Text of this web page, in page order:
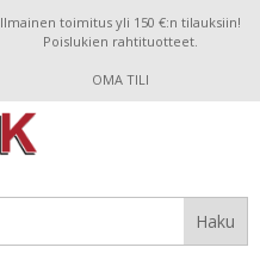
Ilmainen toimitus yli 150 €:n tilauksiin!
Poislukien rahtituotteet.
OMA TILI